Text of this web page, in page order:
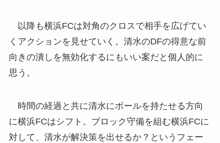
以降も横浜FCは対角のクロスで相手を広げてい
くアクションを見せていく。清水のDFの得意な前
向きの潰しを無効化するにもいい案だと個人的に
思う。
時間の経過と共に清水にボールを持たせる方向
に横浜FCはシフト。ブロック守備を組む横浜FCに
対して、清水が解決策を出せるか？というフェー